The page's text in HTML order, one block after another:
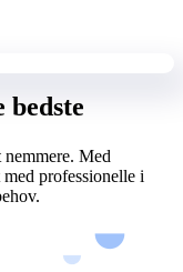
Med
professionelle i